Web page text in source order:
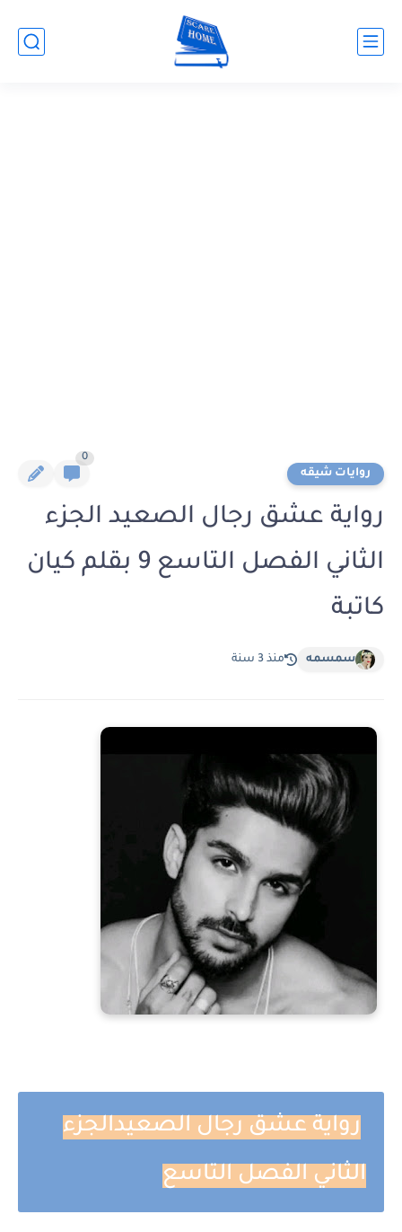
روايات شيقه
0
رواية عشق رجال الصعيد الجزء
الثاني الفصل التاسع 9 بقلم كيان
كاتبة
سمسمه منذ 3 سنة
رواية عشق رجال الصعيدالجزء
الثاني الفصل التاسع